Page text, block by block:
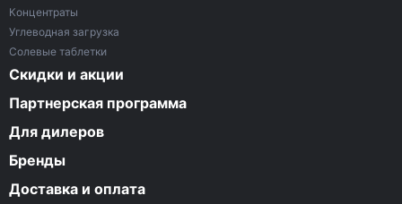
Концентраты
Углеводная загрузка
Солевые таблетки
Скидки и акции
Партнерская программа
Для дилеров
Бренды
Доставка и оплата